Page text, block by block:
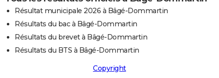
Résultat municipale 2026 à Bâgé-Dommartin
Résultats du bac à Bâgé-Dommartin
Résultats du brevet à Bâgé-Dommartin
Résultats du BTS à Bâgé-Dommartin
Copyright